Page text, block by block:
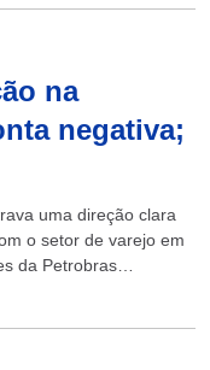
na
negativa;
uma direção clara
o setor de varejo em
da Petrobras